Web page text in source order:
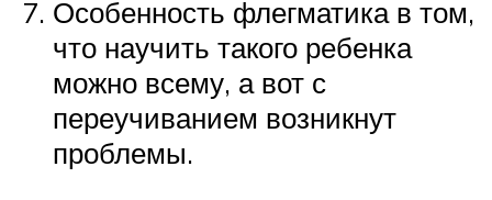
Особенность флегматика в том,
что научить такого ребенка
можно всему, а вот с
переучиванием возникнут
проблемы.